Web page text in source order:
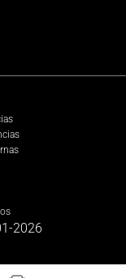
2026